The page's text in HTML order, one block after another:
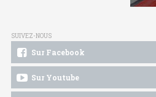
SUIVEZ-NOUS
Sur Facebook
Sur Youtube